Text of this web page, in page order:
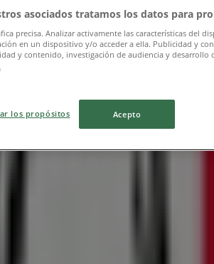
asociados tratamos los datos para
precisa. Analizar activamente las características del
en un dispositivo y/o acceder a ella. Publicidad y
y contenido, investigación de audiencia y desarrollo
los propósitos Acepto